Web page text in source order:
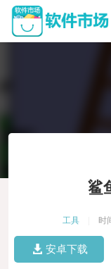
鲨
工具 时
安卓下载